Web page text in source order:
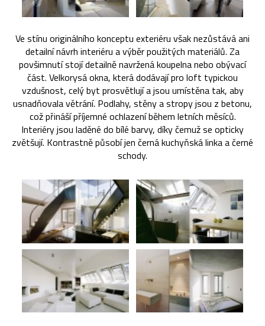
Ve stínu originálního konceptu exteriéru však nezůstává ani
detailní návrh interiéru a výběr použitých materiálů. Za
povšimnutí stojí detailně navržená koupelna nebo obývací
část. Velkorysá okna, která dodávají pro loft typickou
vzdušnost, celý byt prosvětlují a jsou umístěna tak, aby
usnadňovala větrání. Podlahy, stěny a stropy jsou z betonu,
což přináší příjemné ochlazení během letních měsíců.
Interiéry jsou laděné do bílé barvy, díky čemuž se opticky
zvětšují. Kontrastně působí jen černá kuchyňská linka a černé
schody.